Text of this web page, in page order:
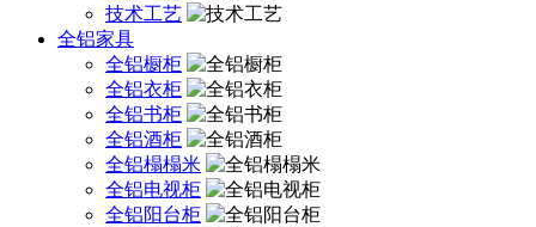
技术工艺
全铝家具
全铝橱柜
全铝衣柜
全铝书柜
全铝酒柜
全铝榻榻米
全铝电视柜
全铝阳台柜